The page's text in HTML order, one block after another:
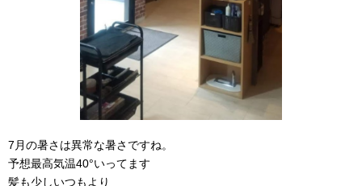
7月の暑さは異常な暑さですね。
予想最高気温40°いってます
髪も少しいつもより